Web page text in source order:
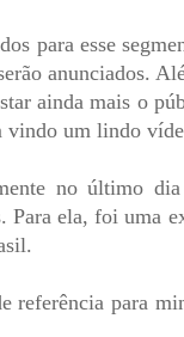
para esse
anunciados.
ainda mais o
vindo um lindo
no último
ela, foi uma
para